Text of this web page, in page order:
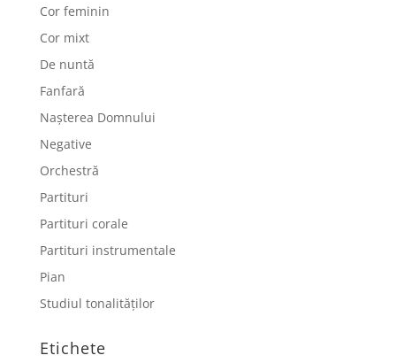
Cor feminin
Cor mixt
De nuntă
Fanfară
Nașterea Domnului
Negative
Orchestră
Partituri
Partituri corale
Partituri instrumentale
Pian
Studiul tonalităților
Etichete